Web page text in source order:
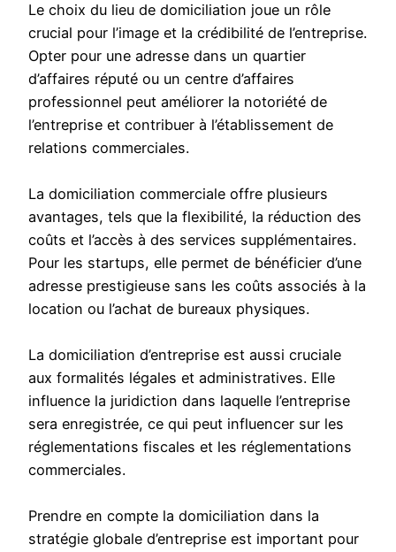
Le choix du lieu de domiciliation joue un rôle
crucial pour l’image et la crédibilité de l’entreprise.
Opter pour une adresse dans un quartier
d’affaires réputé ou un centre d’affaires
professionnel peut améliorer la notoriété de
l’entreprise et contribuer à l’établissement de
relations commerciales.
La domiciliation commerciale offre plusieurs
avantages, tels que la flexibilité, la réduction des
coûts et l’accès à des services supplémentaires.
Pour les startups, elle permet de bénéficier d’une
adresse prestigieuse sans les coûts associés à la
location ou l’achat de bureaux physiques.
La domiciliation d’entreprise est aussi cruciale
aux formalités légales et administratives. Elle
influence la juridiction dans laquelle l’entreprise
sera enregistrée, ce qui peut influencer sur les
réglementations fiscales et les réglementations
commerciales.
Prendre en compte la domiciliation dans la
stratégie globale d’entreprise est important pour